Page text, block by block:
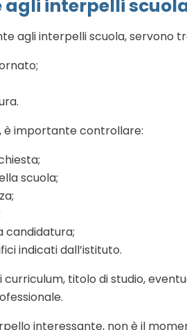
agli interpelli
agli interpelli scuola, servono
è importante controllare:
scuola;
candidatura;
indicati dall’istituto.
titolo di studio,
interessante, non è il